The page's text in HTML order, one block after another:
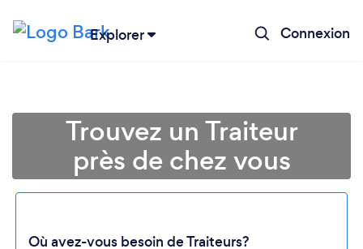
Explorer Connexion
Trouvez un Traiteur
près de chez vous
Où avez-vous besoin de Traiteurs?